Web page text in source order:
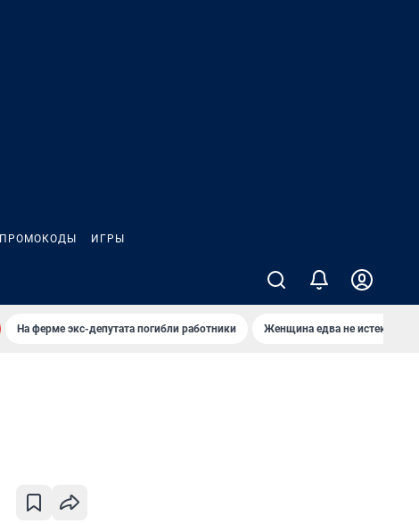
ПРОМОКОДЫ ИГРЫ
На ферме экс-депутата погибли работники Женщина едва не истекла